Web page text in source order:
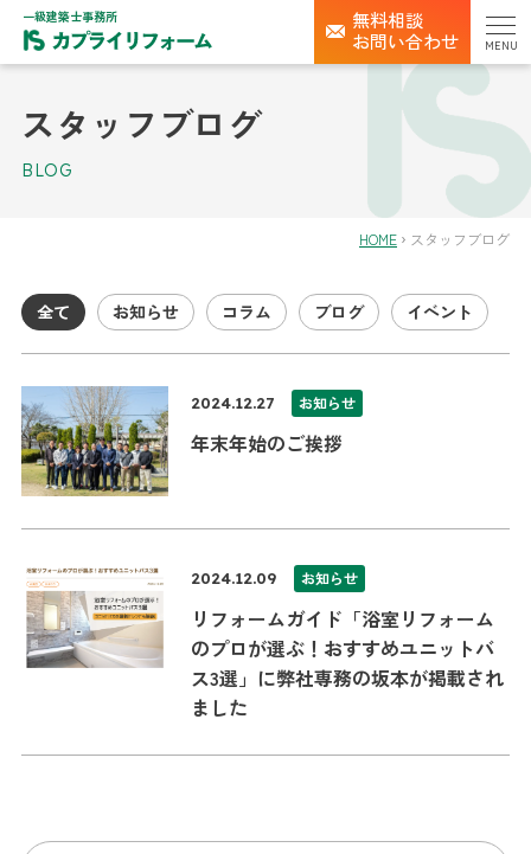
一級建築士事務所
無料相談
お問い合わせ
MENU
スタッフブログ
BLOG
HOME スタッフブログ
全て お知らせ コラム ブログ イベント
2024.12.27 お知らせ
年末年始のご挨拶
2024.12.09 お知らせ
リフォームガイド「浴室リフォーム
のプロが選ぶ！おすすめユニットバ
ス3選」に弊社専務の坂本が掲載され
ました